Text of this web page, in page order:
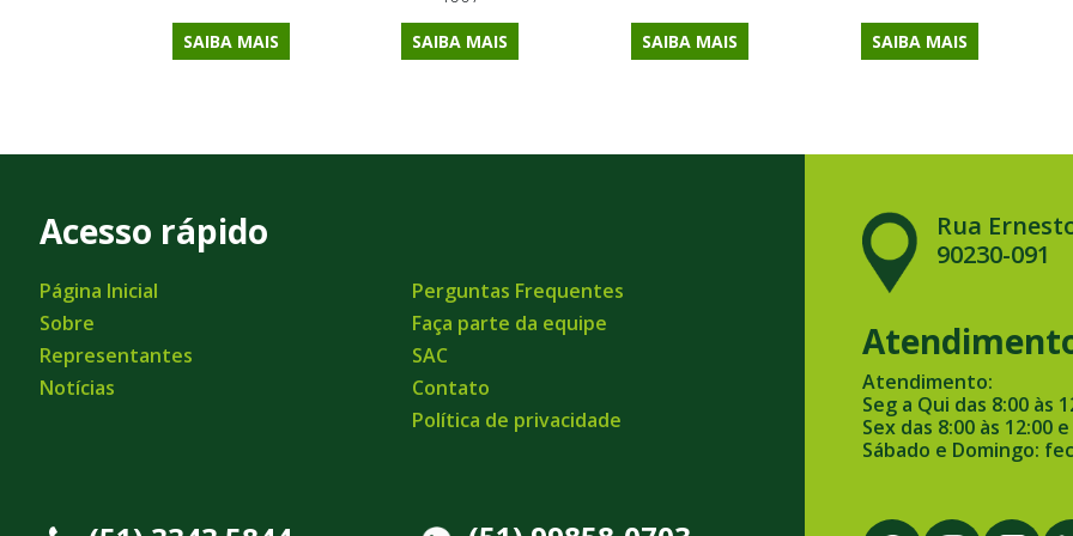
SAIBA MAIS SAIBA MAIS SAIBA MAIS SAIBA MAIS
Acesso rápido
Página Inicial
Sobre
Representantes
Notícias
Perguntas Frequentes
Faça parte da equipe
SAC
Contato
Política de privacidade
Rua
90230-091
Atendimento:
Seg a Qui das 8:00 às
Sex das 8:00 às 12:00
Sábado e Domingo: